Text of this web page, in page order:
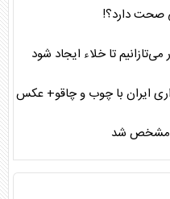
ایران با چوب و چاقو+ عکس
مشخص شد